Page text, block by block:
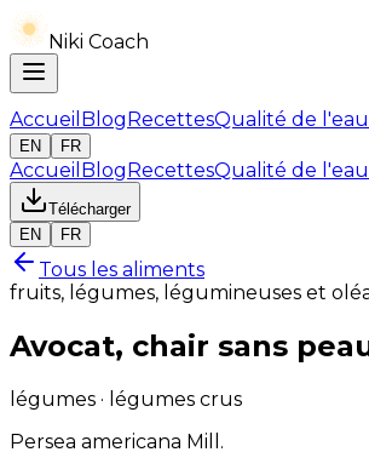
Niki Coach
Accueil BlogRecettesQualité de l'eau
EN
FR
Accueil BlogRecettesQualité de l'eau
Télécharger
EN
FR
Tous les aliments
fruits, légumes, légumineuses et
Avocat, chair sans
légumes · légumes crus
Persea americana Mill.